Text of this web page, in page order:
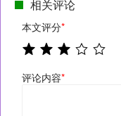
相关评论
本文评分*
评论内容*